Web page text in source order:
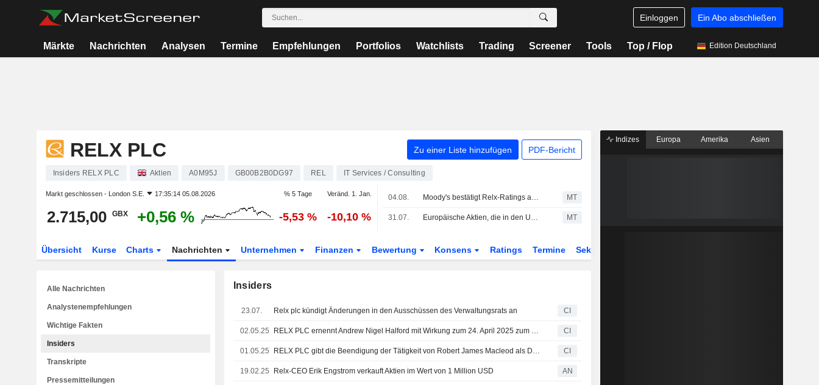
Einloggen Ein Abo abschließen
Märkte Nachrichten Analysen Termine Empfehlungen Portfolios Watchlists Trading Screener Tools Top / Flop Edition Deutschland
RELX PLC Zu einer Liste hinzufügen PDF-Bericht
Insiders RELX PLC Aktien A0M95J GB00B2B0DG97 REL IT Services / Consulting
Markt geschlossen - London S.E. 17:35:14 05.08.2026 % 5 Tage Veränd. 1. Jan.
2.715,00 GBX +0,56 % -5,53 % -10,10 %
04.08. Moody's bestätigt Relx-Ratings angesichts starken, diversifizierten Geschäftsprofils; Ausblick stabil MT
31.07. Europäische Aktien, die in den USA als American Depositary Receipts gehandelt werden, geben am Freitag nach MT
Übersicht Kurse Charts Nachrichten Unternehmen Finanzen Bewertung Konsens Ratings Termine Sektor
Insiders
23.07. Relx plc kündigt Änderungen in den Ausschüssen des Verwaltungsrats an CI
02.05.25 RELX PLC ernennt Andrew Nigel Halford mit Wirkung zum 24. April 2025 zum Direktor CI
01.05.25 RELX PLC gibt die Beendigung der Tätigkeit von Robert James Macleod als Direktor mit Wirkung zum 24. April 2025 bekannt. CI
19.02.25 Relx-CEO Erik Engstrom verkauft Aktien im Wert von 1 Million USD AN
Alle Nachrichten
Analystenempfehlungen
Wichtige Fakten
Insiders
Transkripte
Pressemitteilungen
Indizes Europa Amerika Asien